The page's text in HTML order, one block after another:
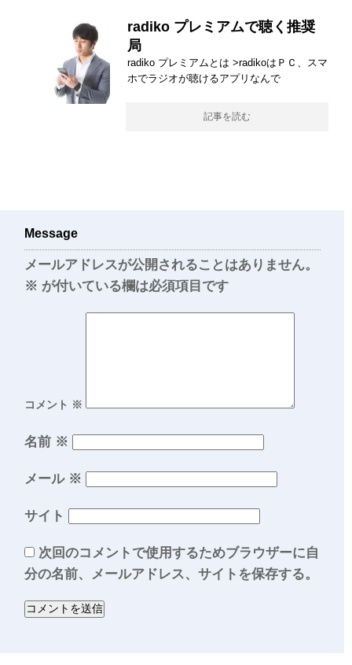
radiko プレミアムで聴く推奨
局
radiko プレミアムとは >radikoはＰＣ、スマ
ホでラジオが聴けるアプリなんで
記事を読む
Message
メールアドレスが公開されることはありません。
※ が付いている欄は必須項目です
コメント ※
名前 ※
メール ※
サイト
次回のコメントで使用するためブラウザーに自
分の名前、メールアドレス、サイトを保存する。